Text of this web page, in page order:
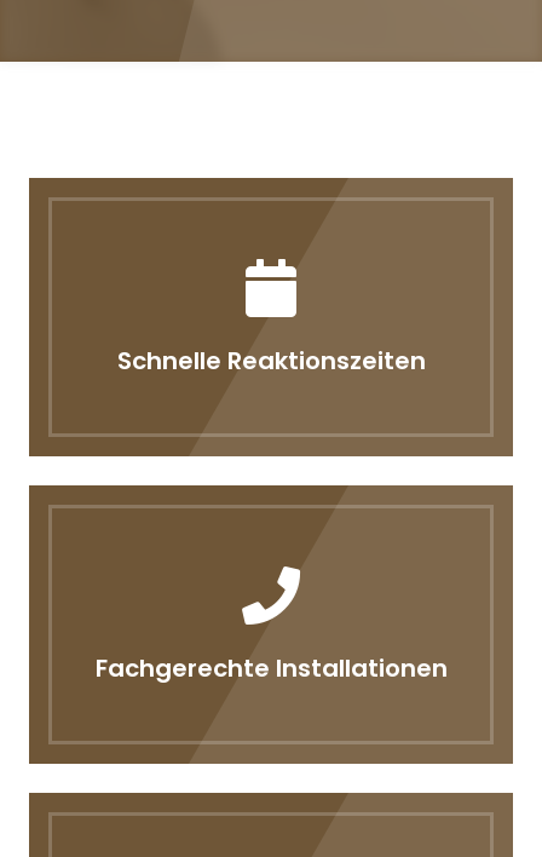
Schnelle Reaktionszeiten
Fachgerechte Installationen